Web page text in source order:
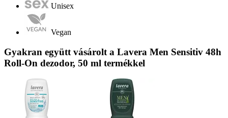
Unisex
Vegan
Gyakran együtt vásárolt a Lavera Men Sensitiv 48h
Roll-On dezodor, 50 ml termékkel